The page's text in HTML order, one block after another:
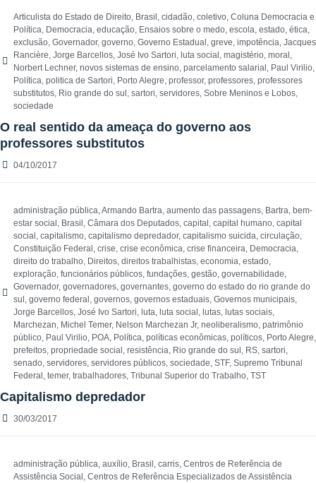
Articulista do Estado de Direito, Brasil , cidadão, coletivo, Coluna Democracia e
Política, Democracia, educação, Ensaios sobre o medo, escola, estado, ética,
exclusão, Governador, governo, Governo Estadual , greve, impotência, Jacques
Rancière, Jorge Barcellos, José Ivo Sartori, luta social , magistério, moral ,
Norbert Lechner, novos sistemas de ensino, parcelamento salarial , Paul Virilio,
Política, politica de Sartori, Porto Alegre, professor, professores, professores
substitutos, Rio grande do sul , sartori, servidores, Sobre Meninos e Lobos,
sociedade
O real sentido da ameaça do governo aos
professores substitutos
04/10/2017
administração pública,Armando Bartra, aumento das passagens, Bartra, bem-
estar social , Brasil , Câmara dos Deputados, capital , capital humano, capital
social , capitalismo, capitalismo depredador, capitalismo suicida, circulação,
Constituição Federal , crise, crise econômica, crise financeira, Democracia,
direito do trabalho, Direitos, direitos trabalhistas, economia, estado,
exploração, funcionários públicos, fundações, gestão, governabilidade,
Governador, governadores, governantes, governo do estado do rio grande do
sul , governo federal , governos, governos estaduais, Governos municipais,
Jorge Barcellos, José Ivo Sartori, luta, luta social , lutas, lutas sociais,
Marchezan, Michel Temer, Nelson Marchezan Jr, neoliberalismo, patrimônio
público, Paul Virilio, POA, Política, políticas econômicas, políticos, Porto Alegre,
prefeitos, propriedade social , resistência, Rio grande do sul , RS, sartori,
senado, servidores, servidores públicos, sociedade, STF, Supremo Tribunal
Federal , temer, trabalhadores, Tribunal Superior do Trabalho, TST
Capitalismo depredador
30/03/2017
administração pública, auxílio, Brasil , carris, Centros de Referência de
Assistência Social , Centros de Referência Especializados de Assistência